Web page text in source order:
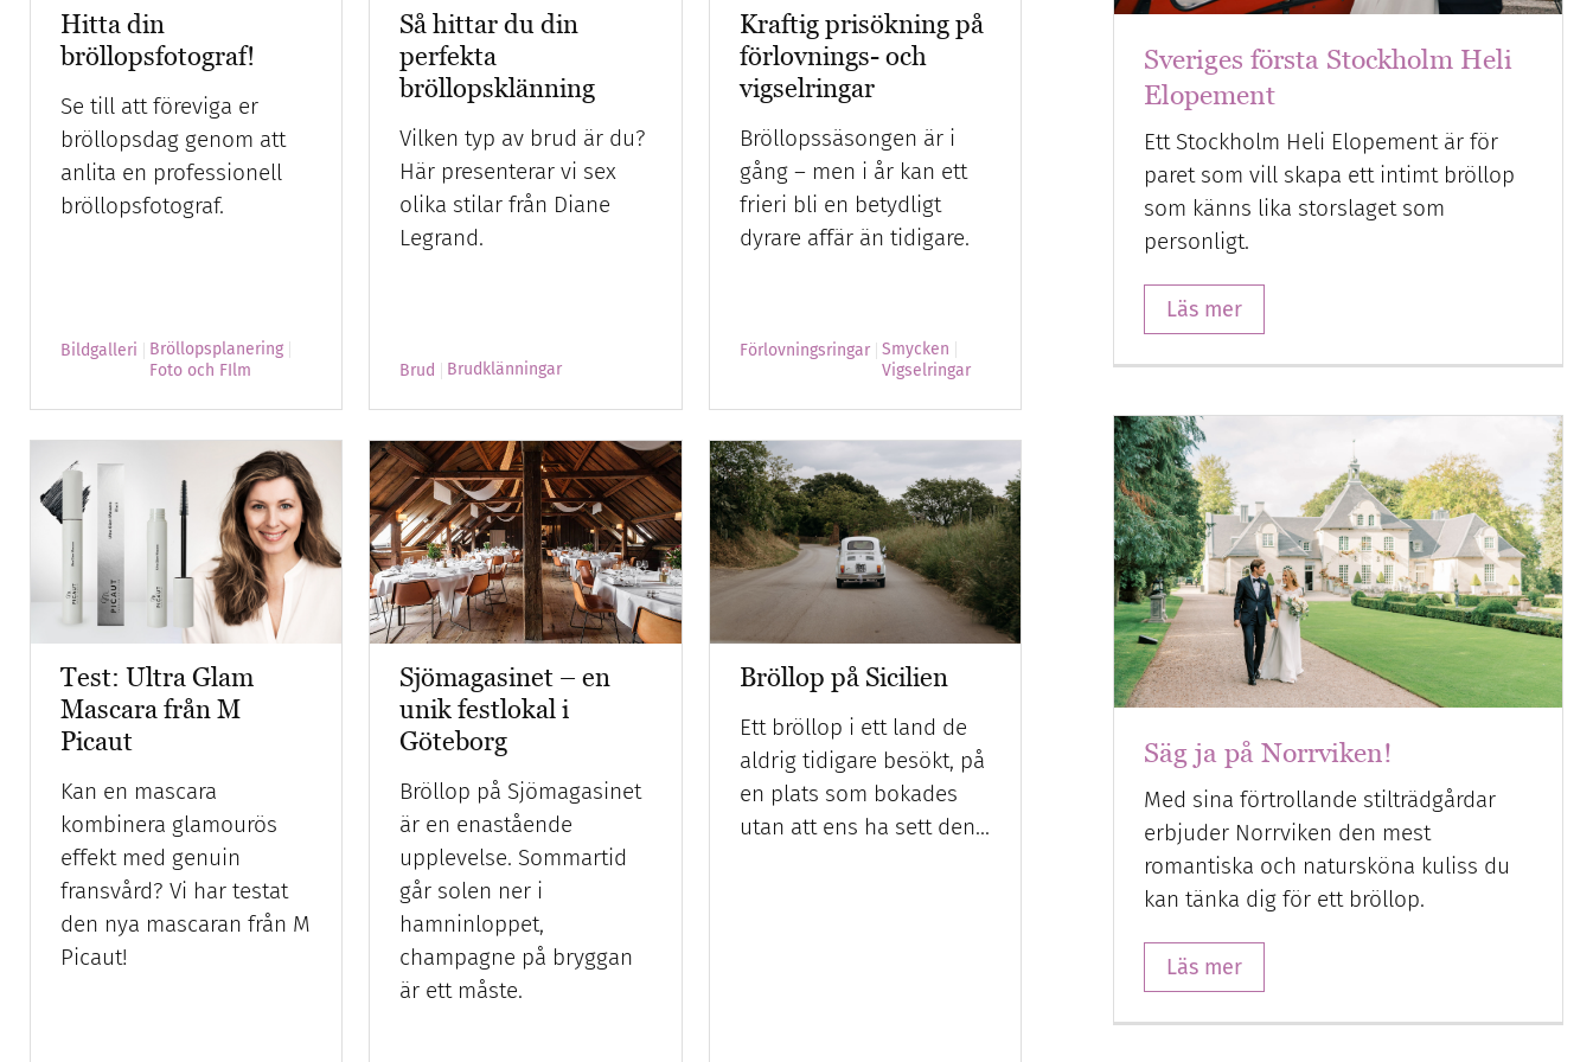
Hitta din
bröllopsfotograf!
Se till att föreviga er
bröllopsdag genom att
anlita en professionell
bröllopsfotograf.
Bildgalleri
Bröllopsplanering
Foto och FIlm
Så hittar du din
perfekta
bröllopsklänning
Vilken typ av brud är du?
Här presenterar vi sex
olika stilar från Diane
Legrand.
Brud Brudklänningar
Kraftig prisökning på
förlovnings- och
vigselringar
Bröllopssäsongen är i
gång – men i år kan ett
frieri bli en betydligt
dyrare affär än tidigare.
Förlovningsringar Smycken
Vigselringar
Test: Ultra Glam
Mascara från M
Picaut
Kan en mascara
kombinera glamourös
effekt med genuin
fransvård? Vi har testat
den nya mascaran från M
Picaut!
Sjömagasinet – en
unik festlokal i
Göteborg
Bröllop på Sjömagasinet
är en enastående
upplevelse. Sommartid
går solen ner i
hamninloppet,
champagne på bryggan
är ett måste.
Bröllop på Sicilien
Ett bröllop i ett land de
aldrig tidigare besökt, på
en plats som bokades
utan att ens ha sett den…
Sveriges första Stockholm Heli
Elopement
Ett Stockholm Heli Elopement är för
paret som vill skapa ett intimt bröllop
som känns lika storslaget som
personligt.
Läs mer
Säg ja på Norrviken!
Med sina förtrollande stilträdgårdar
erbjuder Norrviken den mest
romantiska och natursköna kuliss du
kan tänka dig för ett bröllop.
Läs mer